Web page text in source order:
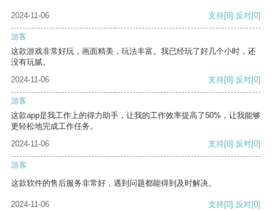
2024-11-06 支持[0] 反对[0]
游客
这款游戏非常好玩，画面精美，玩法丰富。我已经玩了好几个小时，还
没有玩腻。
2024-11-06
支持[0] 反对[0]
游客
这款app是我工作上的得力助手，让我的工作效率提高了50%，让我能够
更轻松地完成工作任务。
2024-11-06
支持[0] 反对[0]
游客
这款软件的售后服务非常好，遇到问题都能得到及时解决。
2024-11-06 支持[0] 反对[0]